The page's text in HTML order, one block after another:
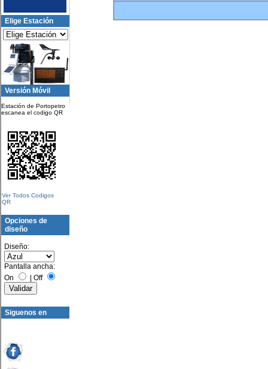
Elige Estación
Versión Móvil
Estación de Portopetro
escanea el codigo QR
Ver Todos Codigos
QR
Opciones de
diseño
Diseño:
Pantalla ancha:
On
Off
Siguenos en